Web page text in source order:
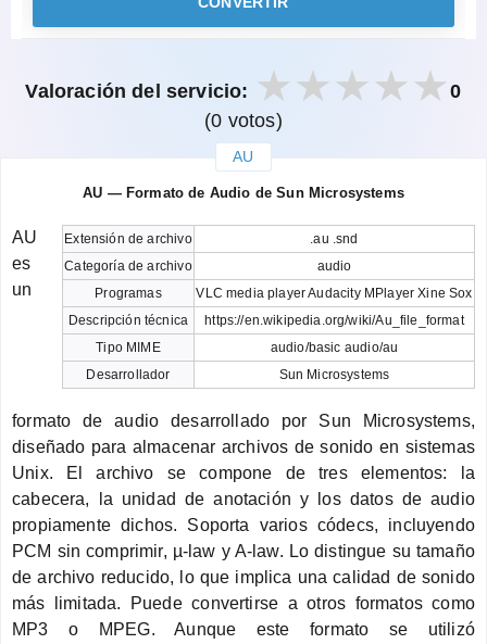
Valoración del servicio:
0
(0 votos)
AU
AU — Formato de Audio de Sun Microsystems
Extensión de archivo
.au .snd
Categoría de archivo
audio
Programas
VLC media player Audacity MPlayer Xine Sox
Descripción técnica
https://en.wikipedia.org/wiki/Au_file_format
Tipo MIME
audio/basic audio/au
Desarrollador
Sun Microsystems
AU
es
un
formato de audio desarrollado por Sun Microsystems,
diseñado para almacenar archivos de sonido en sistemas
Unix. El archivo se compone de tres elementos: la
cabecera, la unidad de anotación y los datos de audio
propiamente dichos. Soporta varios códecs, incluyendo
PCM sin comprimir, µ-law y A-law. Lo distingue su tamaño
de archivo reducido, lo que implica una calidad de sonido
más limitada. Puede convertirse a otros formatos como
MP3 o MPEG. Aunque este formato se utilizó